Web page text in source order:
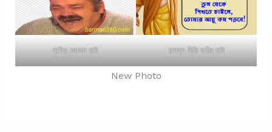
হাসির জোকস ছবি চানক্য নীতি বাণীর ছবি
New Photo